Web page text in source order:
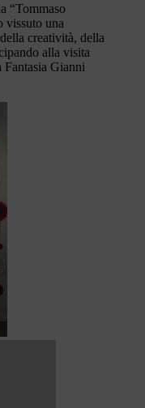
“Tommaso
vissuto una
creatività, della
alla visita
Fantasia Gianni